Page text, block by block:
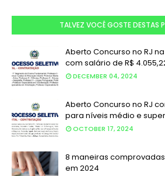
TALVEZ VOCÊ GOSTE DESTAS
Aberto Concurso no RJ
com salário de R$
DECEMBER 04, 2024
Aberto Concurso no RJ
para níveis médio e
OCTOBER 17, 2024
8 maneiras
em 2024